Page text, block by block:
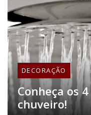
DECORAÇÃO
Conheça os
chuveiro!